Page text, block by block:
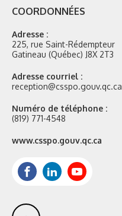
COORDONNÉES
Adresse :
225, rue Saint-Rédempteur
Gatineau (Québec) J8X 2T3
Adresse courriel :
reception@csspo.gouv.qc.ca
Numéro de téléphone :
(819) 771-4548
Site
www.csspo.gouv.qc.ca
FacebookLinkedInYoutube